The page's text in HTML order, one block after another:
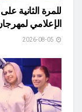
للمرة الثانية
الإعلامي